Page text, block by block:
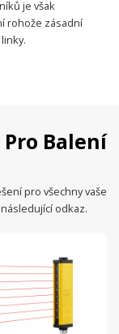
je však
rohože zásadní
Balení
pro všechny vaše
odkaz.